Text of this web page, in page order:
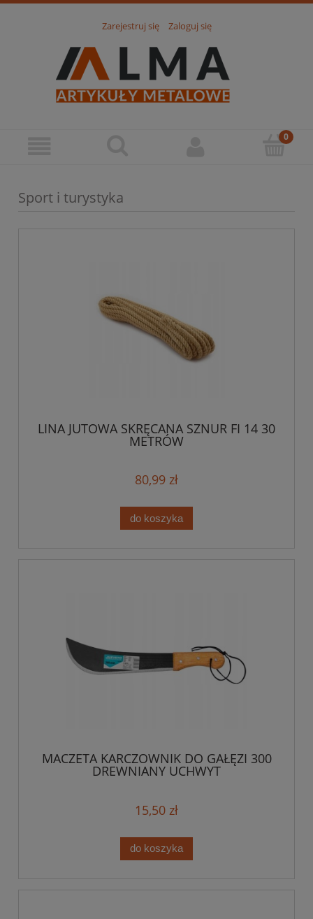
Zarejestruj się Zaloguj się
Sport i turystyka
LINA JUTOWA SKRĘCANA SZNUR FI 14 30
METRÓW
80,99 zł
do koszyka
MACZETA KARCZOWNIK DO GAŁĘZI 300
DREWNIANY UCHWYT
15,50 zł
do koszyka